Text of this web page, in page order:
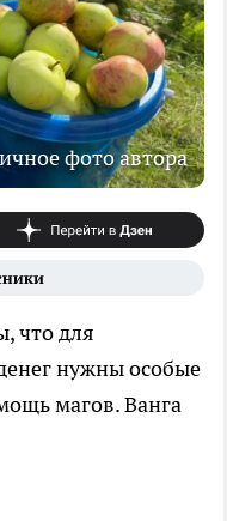
фото автора
что для
нужны особые
магов. Ванга